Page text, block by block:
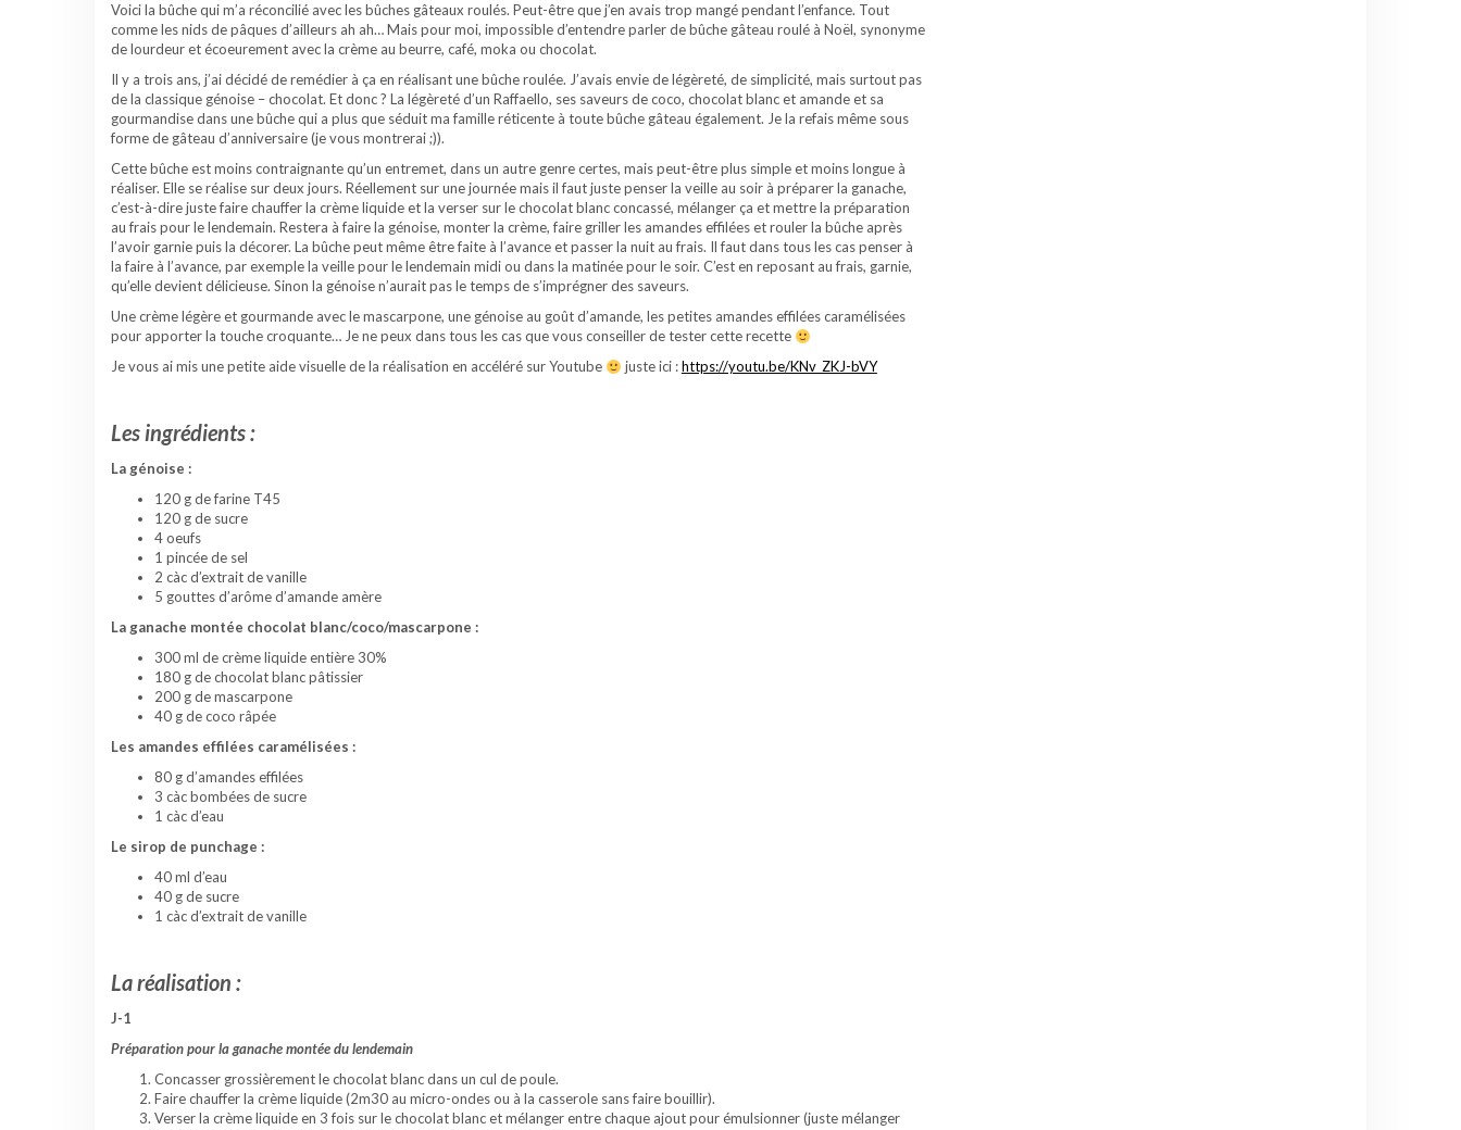
Voici la bûche qui m’a réconcilié avec les bûches gâteaux roulés. Peut-être que j’en avais trop mangé pendant l’enfance. Tout
comme les nids de pâques d’ailleurs ah ah… Mais pour moi, impossible d’entendre parler de bûche gâteau roulé à Noël, synonyme
de lourdeur et écoeurement avec la crème au beurre, café, moka ou chocolat.
Il y a trois ans, j’ai décidé de remédier à ça en réalisant une bûche roulée. J’avais envie de légèreté, de simplicité, mais surtout pas
de la classique génoise – chocolat. Et donc ? La légèreté d’un Raffaello, ses saveurs de coco, chocolat blanc et amande et sa
gourmandise dans une bûche qui a plus que séduit ma famille réticente à toute bûche gâteau également. Je la refais même sous
forme de gâteau d’anniversaire (je vous montrerai ;)).
Cette bûche est moins contraignante qu’un entremet, dans un autre genre certes, mais peut-être plus simple et moins longue à
réaliser. Elle se réalise sur deux jours. Réellement sur une journée mais il faut juste penser la veille au soir à préparer la ganache,
c’est-à-dire juste faire chauffer la crème liquide et la verser sur le chocolat blanc concassé, mélanger ça et mettre la préparation
au frais pour le lendemain. Restera à faire la génoise, monter la crème, faire griller les amandes effilées et rouler la bûche après
l’avoir garnie puis la décorer. La bûche peut même être faite à l’avance et passer la nuit au frais. Il faut dans tous les cas penser à
la faire à l’avance, par exemple la veille pour le lendemain midi ou dans la matinée pour le soir. C’est en reposant au frais, garnie,
qu’elle devient délicieuse. Sinon la génoise n’aurait pas le temps de s’imprégner des saveurs.
Une crème légère et gourmande avec le mascarpone, une génoise au goût d’amande, les petites amandes effilées caramélisées
pour apporter la touche croquante… Je ne peux dans tous les cas que vous conseiller de tester cette recette
Je vous ai mis une petite aide visuelle de la réalisation en accéléré sur Youtube
juste ici :https://youtu.be/KNv_ZKJ-bVY
Les ingrédients :
La génoise :
120 g de farine T45
120 g de sucre
4 oeufs
1 pincée de sel
2 càc d’extrait de vanille
5 gouttes d’arôme d’amande amère
La ganache montée chocolat blanc/coco/mascarpone :
300 ml de crème liquide entière 30%
180 g de chocolat blanc pâtissier
200 g de mascarpone
40 g de coco râpée
Les amandes effilées caramélisées :
80 g d’amandes effilées
3 càc bombées de sucre
1 càc d’eau
Le sirop de punchage :
40 ml d’eau
40 g de sucre
1 càc d’extrait de vanille
La réalisation :
J-1
Préparation pour la ganache montée du lendemain
Concasser grossièrement le chocolat blanc dans un cul de poule.
Faire chauffer la crème liquide (2m30 au micro-ondes ou à la casserole sans faire bouillir).
Verser la crème liquide en 3 fois sur le chocolat blanc et mélanger entre chaque ajout pour émulsionner (juste mélanger